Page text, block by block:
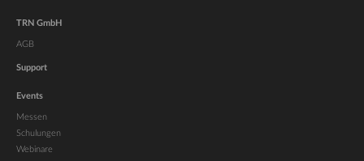
TRN GmbH
AGB
Support
Events
Messen
Schulungen
Webinare